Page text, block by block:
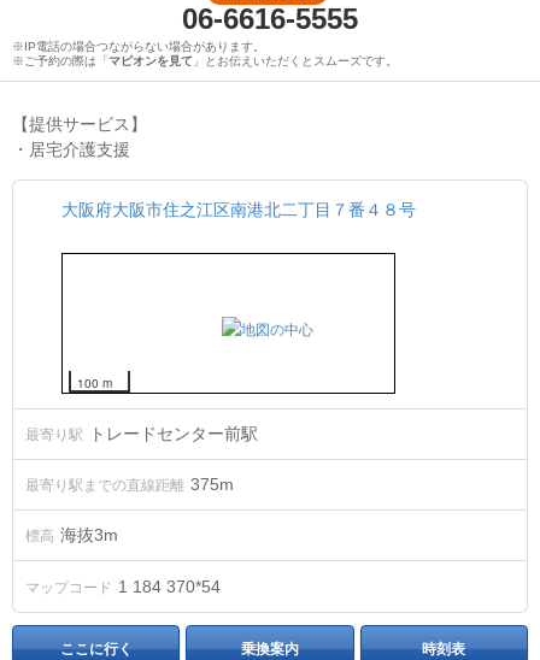
06-6616-5555
※IP電話の場合つながらない場合があります。
※ご予約の際は「マピオンを見て 」とお伝えいただくとスムーズです。
【提供サービス】
・居宅介護支援
大阪府大阪市住之江区南港北二丁目７番４８号
100 m
最寄り駅 トレードセンター前駅
最寄り駅までの直線距離 375m
標高 海抜3m
マップコード 1 184 370*54
ここに行く 乗換案内 時刻表